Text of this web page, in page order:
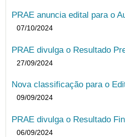
PRAE anuncia edital para o
07/10/2024
PRAE divulga o Resultado
27/09/2024
Nova classificação para o
09/09/2024
PRAE divulga o Resultado
06/09/2024